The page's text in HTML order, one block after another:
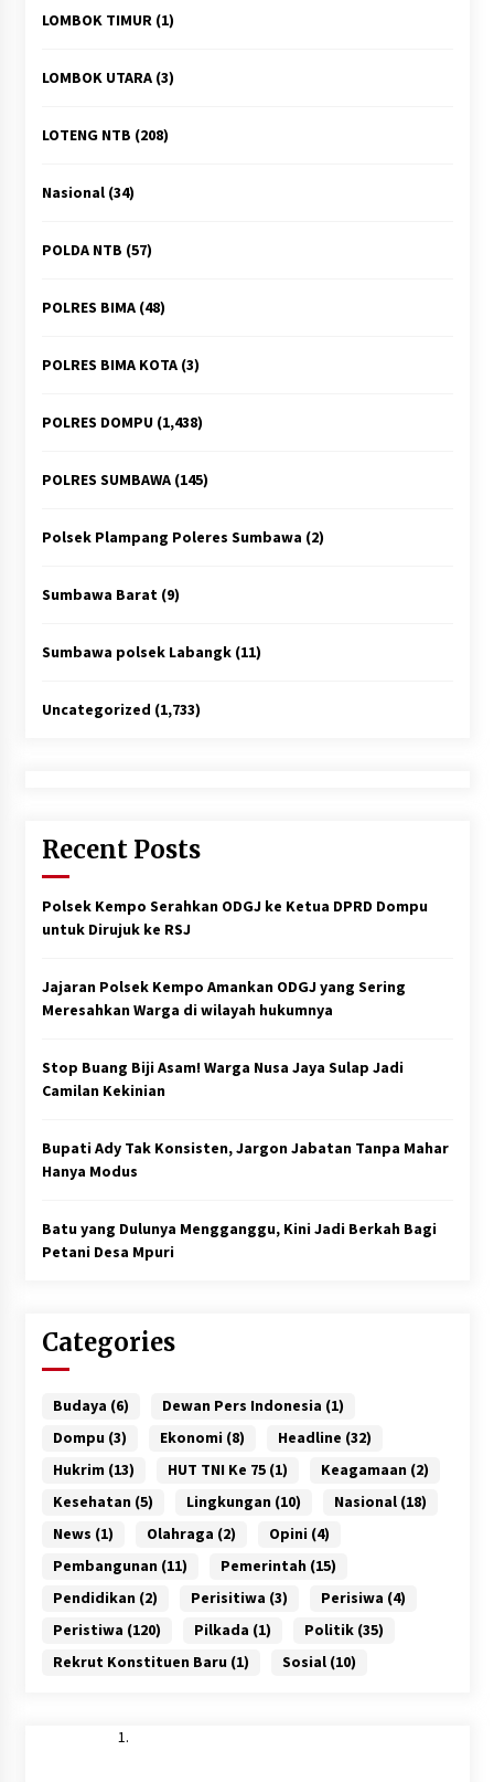
LOMBOK TIMUR(1)
LOMBOK UTARA(3)
LOTENG NTB (208)
Nasional(34)
POLDA NTB (57)
POLRES BIMA(48)
POLRES BIMA KOTA(3)
POLRES DOMPU(1,438)
POLRES SUMBAWA(145)
Polsek Plampang Poleres Sumbawa (2)
Sumbawa Barat(9)
Sumbawa polsek Labangk(11)
Uncategorized (1,733)
Recent Posts
Polsek Kempo Serahkan ODGJ ke Ketua DPRD Dompu
untuk Dirujuk ke RSJ
Jajaran Polsek Kempo Amankan ODGJ yang Sering
Meresahkan Warga di wilayah hukumnya
Stop Buang Biji Asam! Warga Nusa Jaya Sulap Jadi
Camilan Kekinian
Bupati Ady Tak Konsisten, Jargon Jabatan Tanpa Mahar
Hanya Modus
Batu yang Dulunya Mengganggu, Kini Jadi Berkah Bagi
Petani Desa Mpuri
Categories
Budaya (6) Dewan Pers Indonesia (1)
Dompu (3) Ekonomi (8) Headline (32)
Hukrim (13) HUT TNI Ke 75(1) Keagamaan (2)
Kesehatan (5) Lingkungan (10) Nasional(18)
News (1) Olahraga (2) Opini (4)
Pembangunan (11) Pemerintah (15)
Pendidikan (2) Perisitiwa (3) Perisiwa (4)
Peristiwa (120) Pilkada (1) Politik(35)
Rekrut Konstituen Baru (1) Sosial(10)